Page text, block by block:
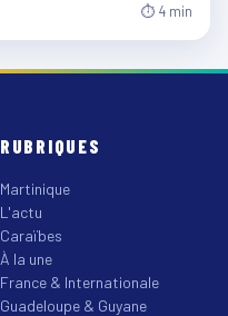
⏱ 4 min
RUBRIQUES
Martinique
L'actu
Caraïbes
À la une
France & Internationale
Guadeloupe & Guyane